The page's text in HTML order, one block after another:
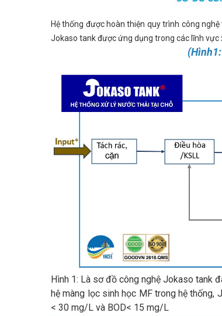
Hệ thống được hoàn thiện quy trình công
Jokaso tank được ứng dụng trong các lĩnh
Hình 1: Là sơ đồ công nghệ Jokaso tank
hệ màng lọc sinh học MF trong hệ
< 30 mg/L và BOD< 15 mg/L